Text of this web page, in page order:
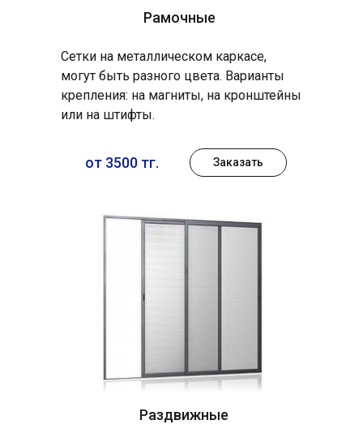
Рамочные
Раздвижные
Сетки на металлическом каркасе,
могут быть разного цвета. Варианты
крепления: на магниты, на кронштейны
или на штифты.
от 3500 тг. Заказать